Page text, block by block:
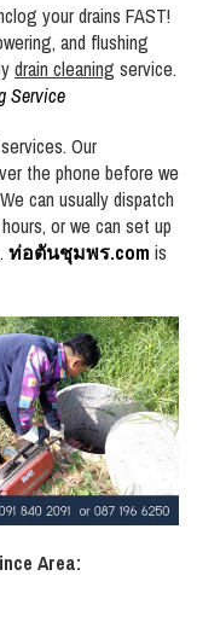
your drains FAST!
and flushing
drain cleaning service.
Service
Our
the phone before we
can usually dispatch
or we can set up
ท่อตันชุมพร.com is
Area: